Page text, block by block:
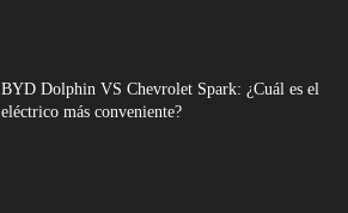
BYD Dolphin VS Chevrolet Spark: ¿Cuál es el
eléctrico más conveniente?